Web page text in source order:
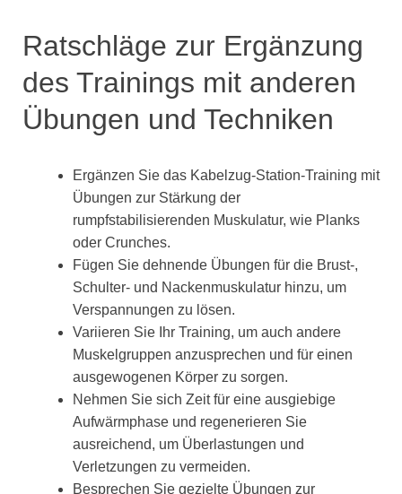
Ratschläge zur Ergänzung
des Trainings mit anderen
Übungen und Techniken
Ergänzen Sie das Kabelzug-Station-Training mit
Übungen zur Stärkung der
rumpfstabilisierenden Muskulatur, wie Planks
oder Crunches.
Fügen Sie dehnende Übungen für die Brust-,
Schulter- und Nackenmuskulatur hinzu, um
Verspannungen zu lösen.
Variieren Sie Ihr Training, um auch andere
Muskelgruppen anzusprechen und für einen
ausgewogenen Körper zu sorgen.
Nehmen Sie sich Zeit für eine ausgiebige
Aufwärmphase und regenerieren Sie
ausreichend, um Überlastungen und
Verletzungen zu vermeiden.
Besprechen Sie gezielte Übungen zur